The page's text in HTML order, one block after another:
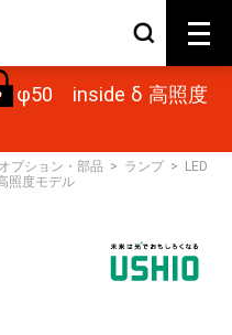
φ50 inside δ 高照度
オプション・部品 > ランプ >
LED
照度モデル